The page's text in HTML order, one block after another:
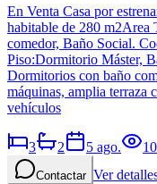
En Venta Casa por
habitable de 280 m2Area
comedor, Baño Social.
Piso:Dormitorio Máster,
Dormitorios con baño
máquinas, amplia terraza
vehículos
3 2 5 ago.
Contactar Ver